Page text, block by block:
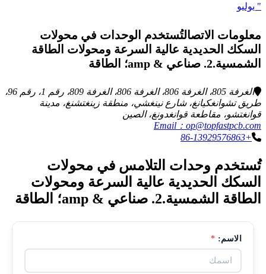
" يوليو
معلومات الاتصالتُستخدم الوحدات في محولات
السكك الحديدية عالية السرعة ومحولات الطاقة
الشمسية.2. صناعي & amp؛ الطاقة
الغرفة 805، الغرفة 806، الغرفة 806، الغرفة 809، رقم 1، رقم 96،
طريق تشوانغكيانغ، شارع نينغشي، منطقة زينغتشنغ، مدينة
قوانغتشو، مقاطعة قوانغدونغ، الصين
Email：op@topfastpcb.com
+86-13929576863
تُستخدم وحدات التلامس في محولات
السكك الحديدية عالية السرعة ومحولات
الطاقة الشمسية.2. صناعي & amp؛ الطاقة
الاسم: *